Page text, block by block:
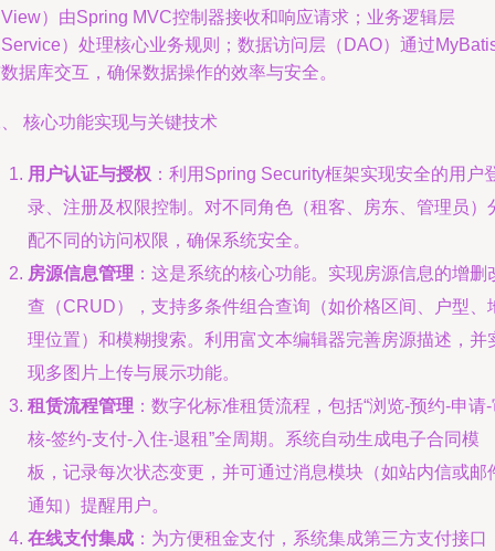
）由Spring MVC控制器接收和响应请求；业务逻辑层
）处理核心业务规则；数据访问层（DAO）通过
据库交互，确保数据操作的效率与安全。
核心功能实现与关键技术
用户认证与授权 ：利用Spring Security框架实现安全的用户
录、注册及权限控制。对不同角色（租客、房东、管理员）
配不同的访问权限，确保系统安全。
房源信息管理 ：这是系统的核心功能。实现房源信息的增删
查（CRUD），支持多条件组合查询（如价格区间、户型、
理位置）和模糊搜索。利用富文本编辑器完善房源描述，并
现多图片上传与展示功能。
租赁流程管理 ：数字化标准租赁流程，包括“浏览-预约-申请
核-签约-支付-入住-退租”全周期。系统自动生成电子合同模
板，记录每次状态变更，并可通过消息模块（如站内信或邮
通知）提醒用户。
在线支付集成 ：为方便租金支付，系统集成第三方支付接口